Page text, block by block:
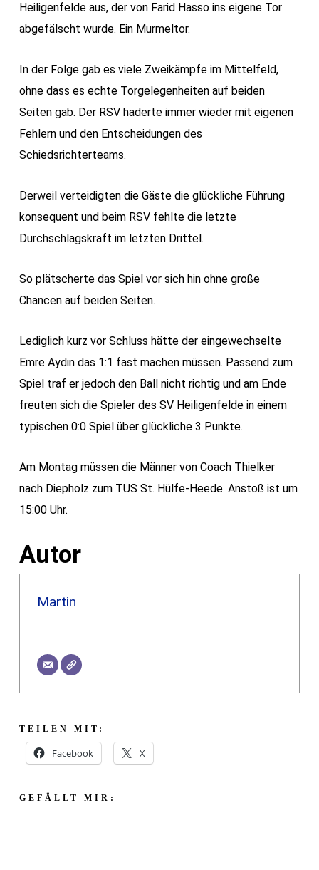
Heiligenfelde aus, der von Farid Hasso ins eigene Tor
abgefälscht wurde. Ein Murmeltor.
In der Folge gab es viele Zweikämpfe im Mittelfeld,
ohne dass es echte Torgelegenheiten auf beiden
Seiten gab. Der RSV haderte immer wieder mit eigenen
Fehlern und den Entscheidungen des
Schiedsrichterteams.
Derweil verteidigten die Gäste die glückliche Führung
konsequent und beim RSV fehlte die letzte
Durchschlagskraft im letzten Drittel.
So plätscherte das Spiel vor sich hin ohne große
Chancen auf beiden Seiten.
Lediglich kurz vor Schluss hätte der eingewechselte
Emre Aydin das 1:1 fast machen müssen. Passend zum
Spiel traf er jedoch den Ball nicht richtig und am Ende
freuten sich die Spieler des SV Heiligenfelde in einem
typischen 0:0 Spiel über glückliche 3 Punkte.
Am Montag müssen die Männer von Coach Thielker
nach Diepholz zum TUS St. Hülfe-Heede. Anstoß ist um
15:00 Uhr.
Autor
Martin
TEILEN MIT:
Facebook X
GEFÄLLT MIR: